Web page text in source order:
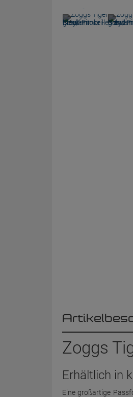
Zoggs
Erhältlich in
Eine großartige